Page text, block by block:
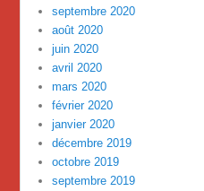
septembre 2020
août 2020
juin 2020
avril 2020
mars 2020
février 2020
janvier 2020
décembre 2019
octobre 2019
septembre 2019